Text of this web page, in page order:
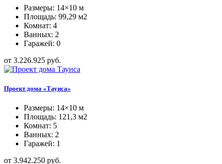
Размеры: 14×10 м
Площадь: 99,29 м2
Комнат: 4
Ванных: 2
Гаражей: 0
от 3.226.925 руб.
Проект дома «Таунса»
Размеры: 14×10 м
Площадь: 121,3 м2
Комнат: 5
Ванных: 2
Гаражей: 1
от 3.942.250 руб.